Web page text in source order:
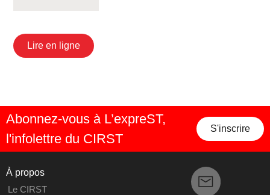
Lire en ligne
Abonnez-vous à L’expreST,
l'infolettre du CIRST
S'inscrire
À propos
Le CIRST